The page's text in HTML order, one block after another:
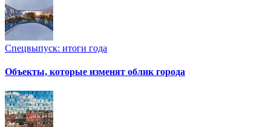
Спецвыпуск: итоги года
Объекты, которые изменят облик города